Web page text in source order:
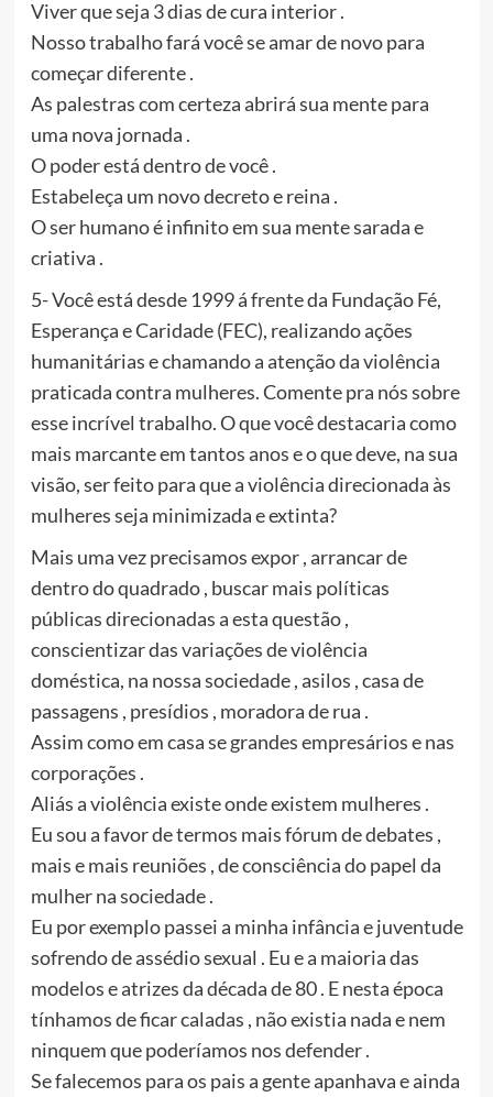
Viver que seja 3 dias de cura interior .
Nosso trabalho fará você se amar de novo para
começar diferente .
As palestras com certeza abrirá sua mente para
uma nova jornada .
O poder está dentro de você .
Estabeleça um novo decreto e reina .
O ser humano é infinito em sua mente sarada e
criativa .
5- Você está desde 1999 á frente da Fundação Fé,
Esperança e Caridade (FEC), realizando ações
humanitárias e chamando a atenção da violência
praticada contra mulheres. Comente pra nós sobre
esse incrível trabalho. O que você destacaria como
mais marcante em tantos anos e o que deve, na sua
visão, ser feito para que a violência direcionada às
mulheres seja minimizada e extinta?
Mais uma vez precisamos expor , arrancar de
dentro do quadrado , buscar mais políticas
públicas direcionadas a esta questão ,
conscientizar das variações de violência
doméstica, na nossa sociedade , asilos , casa de
passagens , presídios , moradora de rua .
Assim como em casa se grandes empresários e nas
corporações .
Aliás a violência existe onde existem mulheres .
Eu sou a favor de termos mais fórum de debates ,
mais e mais reuniões , de consciência do papel da
mulher na sociedade .
Eu por exemplo passei a minha infância e juventude
sofrendo de assédio sexual . Eu e a maioria das
modelos e atrizes da década de 80 . E nesta época
tínhamos de ficar caladas , não existia nada e nem
ninquem que poderíamos nos defender .
Se falecemos para os pais a gente apanhava e ainda